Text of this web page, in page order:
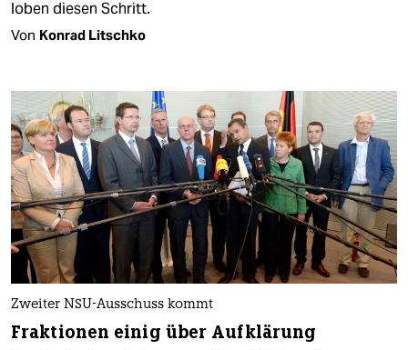
loben diesen Schritt.
Von Konrad Litschko
Zweiter NSU-Ausschuss kommt
Fraktionen einig über Aufklärung